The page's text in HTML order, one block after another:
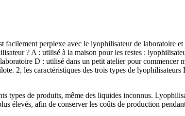
perplexe avec le lyophilisateur de laboratoire
? A : utilisé à la maison pour les restes :
D : utilisé dans un petit atelier pour
2, les caractéristiques des trois types de
types de produits, même des liquides inconnus.
élevés, afin de conserver les coûts de production